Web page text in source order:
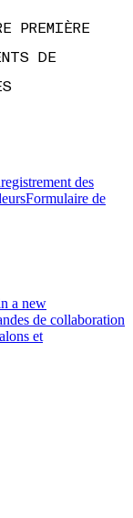
PREMIÈRE
DE
des
Formulaire de
a new
de collaboration
et